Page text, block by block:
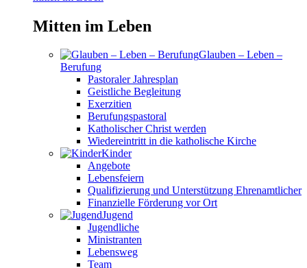
Mitten im Leben
Glauben – Leben –
Berufung
Pastoraler Jahresplan
Geistliche Begleitung
Exerzitien
Berufungspastoral
Katholischer Christ werden
Wiedereintritt in die katholische Kirche
Kinder
Angebote
Lebensfeiern
Qualifizierung und Unterstützung Ehrenamtlicher
Finanzielle Förderung vor Ort
Jugend
Jugendliche
Ministranten
Lebensweg
Team